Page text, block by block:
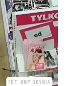
FOT. KMP GDYNIA